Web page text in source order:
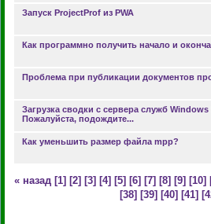
Запуск ProjectProf из PWA
Как программно получить начало и
Проблема при публикации документов
Загрузка сводки с сервера служб
Пожалуйста, подождите...
Как уменьшить размер файла mpp?
« назад [1] [2] [3] [4] [5] [6] [7] [8] [9] [10]
[38] [39] [40] [41]